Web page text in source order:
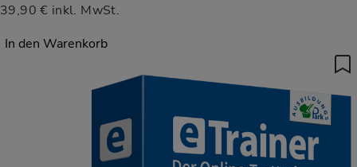
39,90 € inkl. MwSt.
In den Warenkorb